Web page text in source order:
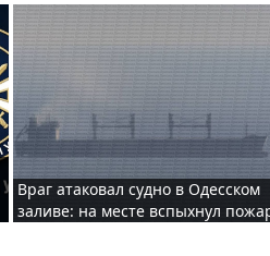
Враг атаковал судно в Одесском
заливе: на месте вспыхнул